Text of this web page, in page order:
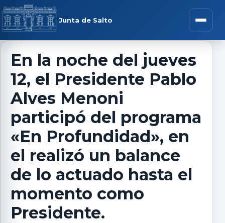
Saltar al contenido
Junta de Salto Abrir
menú
En la noche del jueves
12, el Presidente Pablo
Alves Menoni
participó del programa
«En Profundidad», en
el realizó un balance
de lo actuado hasta el
momento como
Presidente.